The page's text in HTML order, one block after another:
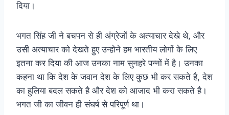
दिया।
भगत सिंह जी ने बचपन से ही अंग्रेजों के अत्याचार देखे थे, और
उसी अत्याचार को देखते हुए उन्होने हम भारतीय लोगों के लिए
इतना कर दिया की आज उनका नाम सुनहरे पन्नों में है। उनका
कहना था कि देश के जवान देश के लिए कुछ भी कर सकते है, देश
का हुलिया बदल सकते है और देश को आजाद भी करा सकते है।
भगत जी का जीवन ही संघर्ष से परिपूर्ण था।